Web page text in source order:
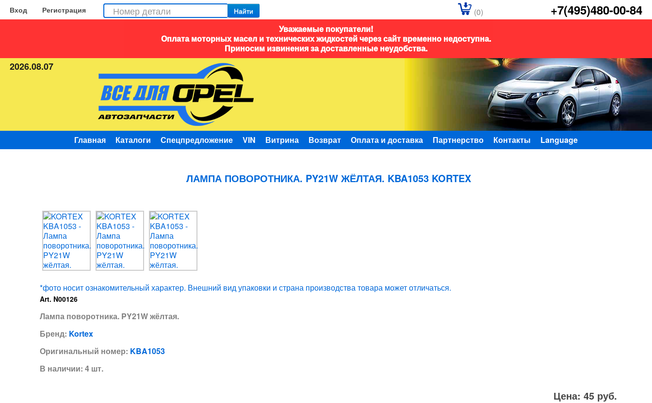
Вход Регистрация Найти (0) +7(495)480-00-84
Уважаемые покупатели!
Оплата моторных масел и технических жидкостей через сайт временно недоступна.
Приносим извинения за доставленные неудобства.
2026.08.07
Главная Каталоги Спецпредложение VIN Витрина Возврат Оплата и доставка Партнерство Контакты Language
ЛАМПА ПОВОРОТНИКА. PY21W ЖЁЛТАЯ. KBA1053 KORTEX
*фото носит ознакомительный характер. Внешний вид упаковки и страна производства товара может отличаться.
Art. N00126
Лампа поворотника. PY21W жёлтая.
Бренд: Kortex
Оригинальный номер: KBA1053
В наличии: 4 шт.
Цена: 45 руб.